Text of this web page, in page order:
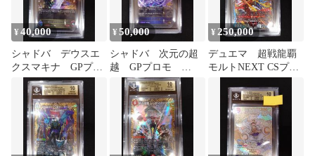
¥40,000
シャドバ デウスエ
クスマキナ GPプロ
モ BGS10 鑑定済み
品 ゴールドラベ
ル PSA10相当
¥50,000
シャドバ 次元の超
越 GPプロモ
BGS10 鑑定済み品 ゴ
ールドラベル PSA10
相当
¥ 250,000
デュエマ 超戦龍覇
モルトNEXT CSプロ
モ BGS10 鑑定済み
品 ゴールドラベル
PSA10相当